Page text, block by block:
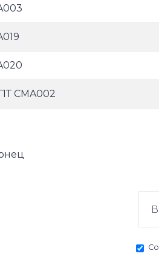
CMA002